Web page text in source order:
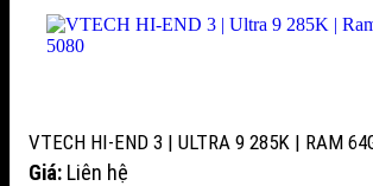
VTECH HI-END 3 | ULTRA 9 285K | RAM
Giá: Liên hệ